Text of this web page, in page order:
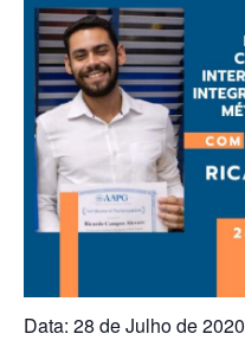
Data: 28 de Julho de 2020